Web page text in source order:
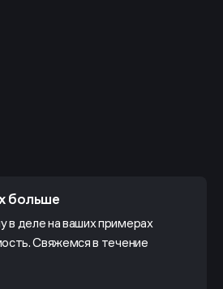
больше
деле на ваших примерах
Свяжемся в течение